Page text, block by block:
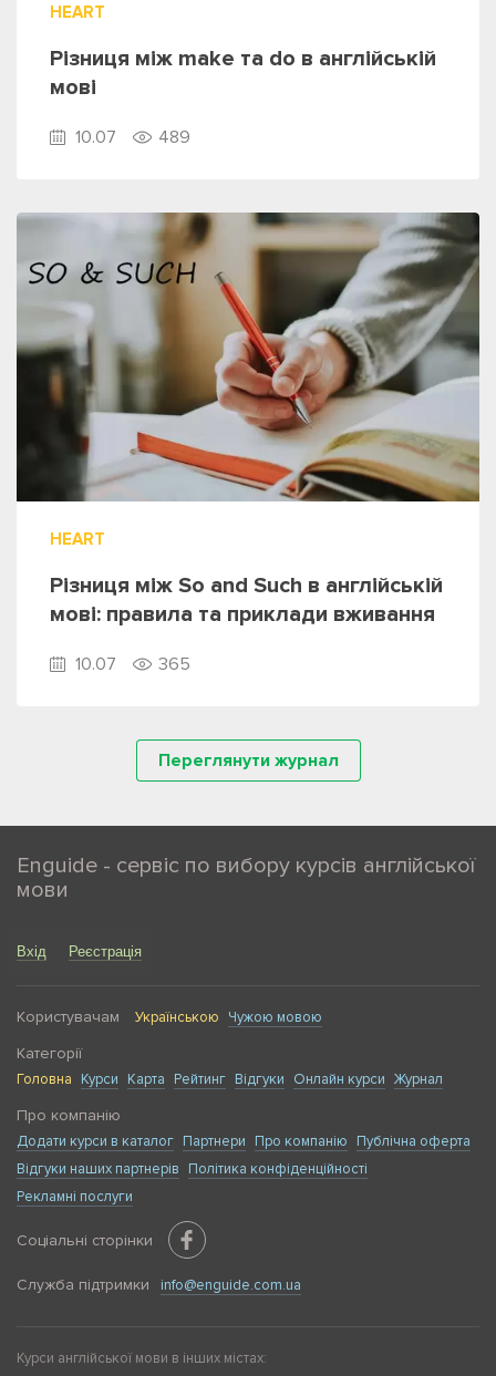
HEART
Різниця між make та do в англійській
мові
10.07 489
HEART
Різниця між So and Such в англійській
мові: правила та приклади вживання
10.07 365
Переглянути журнал
Enguide - сервіс по вибору курсів англійської
мови
Вхід Реєстрація
Користувачам Українською Чужою мовою
Категорії
Головна Курси Карта Рейтинг Відгуки Онлайн курси Журнал
Про компанію
Додати курси в каталог Партнери Про компанію
Публічна оферта
Відгуки наших партнерів
Політика конфіденційності
Рекламні послуги
Соціальні сторінки
Служба підтримки info@enguide.com.ua
Курси англійської мови в інших містах: